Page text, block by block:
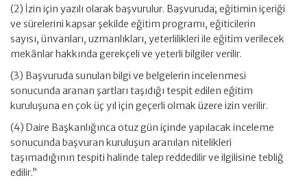
(2) İzin için yazılı olarak başvurulur. Başvuruda; eğitimin içeriği
ve sürelerini kapsar şekilde eğitim programı, eğiticilerin
sayısı, ünvanları, uzmanlıkları, yeterlilikleri ile eğitim verilecek
mekânlar hakkında gerekçeli ve yeterli bilgiler verilir.
(3) Başvuruda sunulan bilgi ve belgelerin incelenmesi
sonucunda aranan şartları taşıdığı tespit edilen eğitim
kuruluşuna en çok üç yıl için geçerli olmak üzere izin verilir.
(4) Daire Başkanlığınca otuz gün içinde yapılacak inceleme
sonucunda başvuran kuruluşun aranılan nitelikleri
taşımadığının tespiti halinde talep reddedilir ve ilgilisine tebliğ
edilir.”